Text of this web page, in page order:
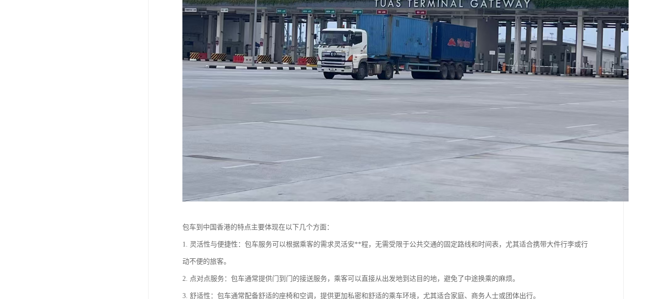
包车到中国香港的特点主要体现在以下几个方面：
1. 灵活性与便捷性：包车服务可以根据乘客的需求灵活安**程，无需受限于公共交通的固定路线和时间表，尤其适合携带大件行李或行
动不便的旅客。
2. 点对点服务：包车通常提供门到门的接送服务，乘客可以直接从出发地到达目的地，避免了中途换乘的麻烦。
3. 舒适性：包车通常配备舒适的座椅和空调，提供更加私密和舒适的乘车环境，尤其适合家庭、商务人士或团体出行。